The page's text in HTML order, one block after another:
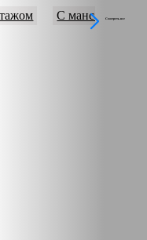
С мансардой
Смотреть все